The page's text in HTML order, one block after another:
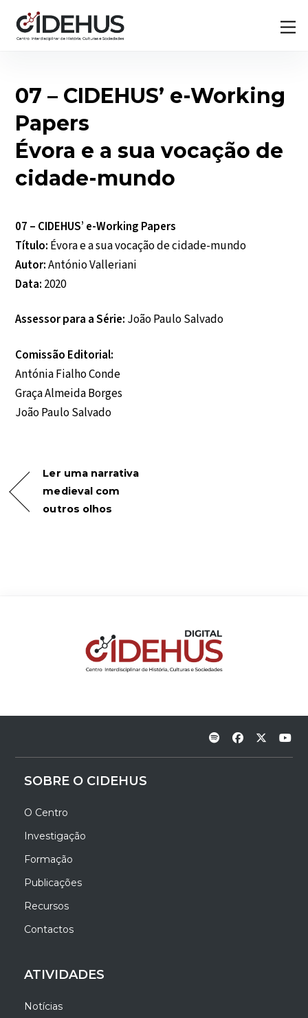
content
07 – CIDEHUS’ e-Working
Papers
Évora e a sua vocação de
cidade-mundo
07 – CIDEHUS’ e-Working Papers
Título: Évora e a sua vocação de cidade-mundo
Autor:António Valleriani
Data: 2020
Assessor para a Série: João Paulo Salvado
Comissão Editorial:
Antónia Fialho Conde
Graça Almeida Borges
João Paulo Salvado
Ler uma narrativa
medieval com
outros olhos
SOBRE O CIDEHUS
O Centro
Investigação
Formação
Publicações
Recursos
Contactos
ATIVIDADES
Notícias